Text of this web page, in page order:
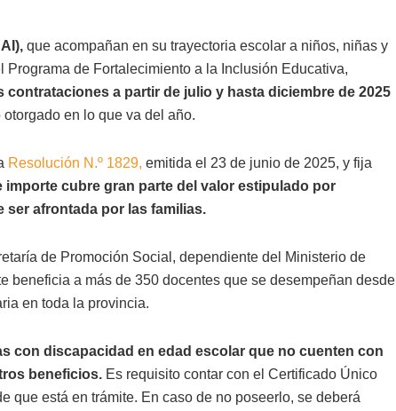
que acompañan en su trayectoria escolar a niños, niñas y
de Fortalecimiento a la Inclusión Educativa,
a partir de julio y hasta diciembre de 2025
en lo que va del año.
Resolución N.º 1829, emitida el 23 de junio de 2025, y fija
importe cubre gran parte del valor estipulado por
ser afrontada por las familias.
de Promoción Social, dependiente del Ministerio de
beneficia a más de 350 docentes que se desempeñan desde
en toda la provincia.
con discapacidad en edad escolar que no cuenten con
beneficios. Es requisito contar con el Certificado Único
que está en trámite. En caso de no poseerlo, se deberá